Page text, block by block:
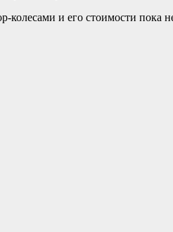
и его стоимости